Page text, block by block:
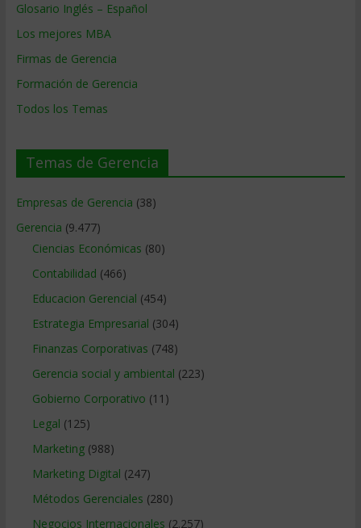
Glosario Inglés – Español
Los mejores MBA
Firmas de Gerencia
Formación de Gerencia
Todos los Temas
Temas de Gerencia
Empresas de Gerencia (38)
Gerencia (9.477)
Ciencias Económicas (80)
Contabilidad (466)
Educacion Gerencial (454)
Estrategia Empresarial (304)
Finanzas Corporativas (748)
Gerencia social y ambiental (223)
Gobierno Corporativo (11)
Legal (125)
Marketing(988)
Marketing Digital (247)
Métodos Gerenciales (280)
Negocios Internacionales (2.257)